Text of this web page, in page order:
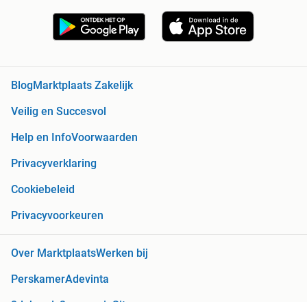
BlogMarktplaats Zakelijk
Veilig en Succesvol
Help en InfoVoorwaarden
Privacyverklaring
Cookiebeleid
Privacyvoorkeuren
Over MarktplaatsWerken bij
PerskamerAdevinta